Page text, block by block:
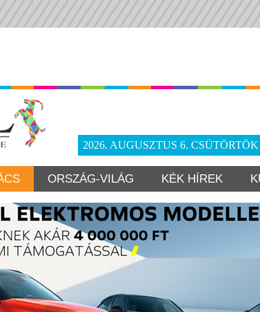
2026. AUGUSZTUS 6.
ORSZÁG-VILÁG KÉK HÍREK